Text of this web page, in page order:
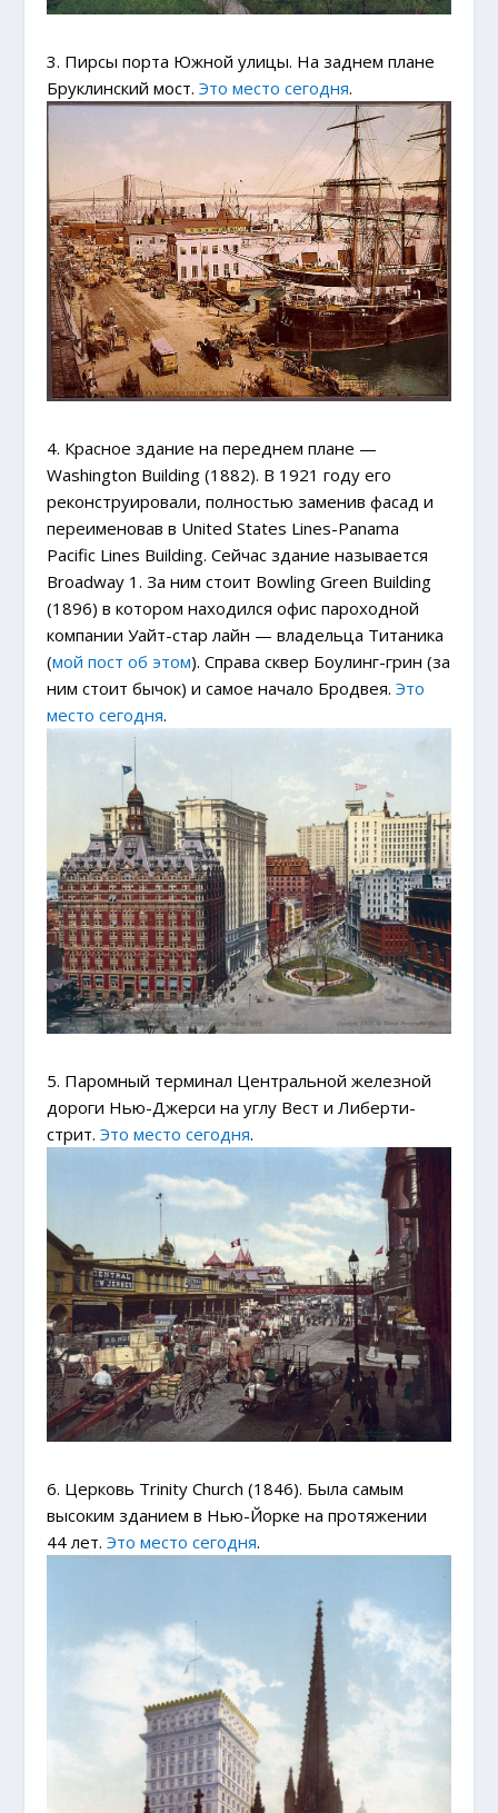
3. Пирсы порта Южной улицы. На заднем плане
Бруклинский мост.Это место сегодня.
4. Красное здание на переднем плане —
Washington Building (1882). В 1921 году его
реконструировали, полностью заменив фасад и
переименовав в United States Lines-Panama
Pacific Lines Building. Сейчас здание называется
Broadway 1. За ним стоит Bowling Green Building
(1896) в котором находился офис пароходной
компании Уайт-стар лайн — владельца Титаника
(мой пост об этом). Справа сквер Боулинг-грин (за
ним стоит бычок) и самое начало Бродвея.Это
место сегодня.
5. Паромный терминал Центральной железной
дороги Нью-Джерси на углу Вест и Либерти-
стрит.Это место сегодня.
6. Церковь Trinity Church (1846). Была самым
высоким зданием в Нью-Йорке на протяжении
44 лет.Это место сегодня.